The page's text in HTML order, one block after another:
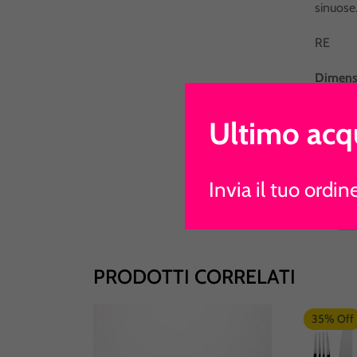
RE
Le
Gli
PRODOTTI CORRELATI
35% Off
Ultimo
Invia il tuo